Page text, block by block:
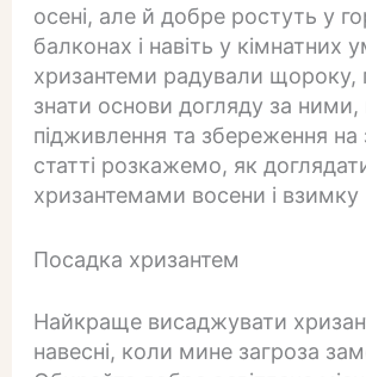
осені, але й добре ростуть у
балконах і навіть у кімнатних
хризантеми радували щороку,
знати основи догляду за ними,
підживлення та збереження на
статті розкажемо, як
хризантемами восени і взимку
Посадка хризантем
Найкраще висаджувати
навесні, коли мине загроза